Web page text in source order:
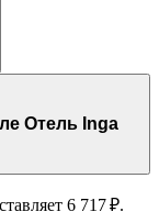
6 717 ₽.